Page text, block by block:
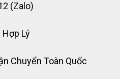
(Zalo)
Hợp Lý
Chuyển Toàn Quốc